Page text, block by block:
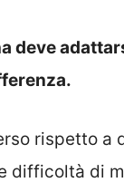
deve
rispetto a
difficoltà di